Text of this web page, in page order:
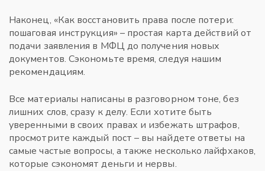
Наконец, «Как восстановить права после потери:
пошаговая инструкция» – простая карта действий от
подачи заявления в МФЦ до получения новых
документов. Сэкономьте время, следуя нашим
рекомендациям.
Все материалы написаны в разговорном тоне, без
лишних слов, сразу к делу. Если хотите быть
уверенными в своих правах и избежать штрафов,
просмотрите каждый пост – вы найдете ответы на
самые частые вопросы, а также несколько лайфхаков,
которые сэкономят деньги и нервы.